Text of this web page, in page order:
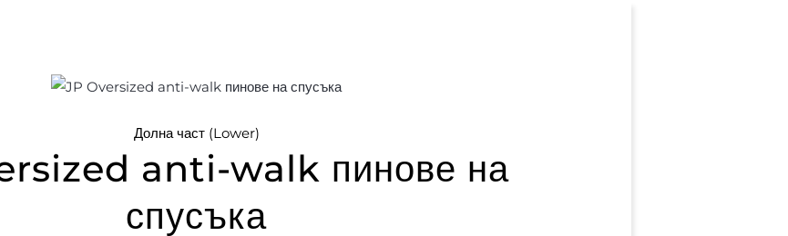
Долна част (Lower)
anti-walk пинове на
спусъка